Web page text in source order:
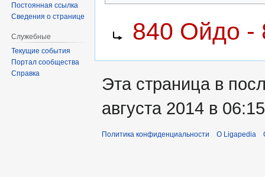
840 Ойдо -
Постоянная ссылка
Сведения о странице
Служебные
Текущие события
Портал сообщества
Справка
Эта страница в
августа 2014 в
Политика конфиденциальности О Ligapedia